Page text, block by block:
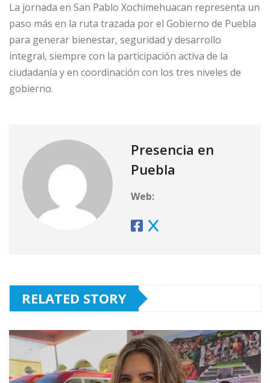
La jornada en San Pablo Xochimehuacan representa un
paso más en la ruta trazada por el Gobierno de Puebla
para generar bienestar, seguridad y desarrollo
integral, siempre con la participación activa de la
ciudadanía y en coordinación con los tres niveles de
gobierno.
Presencia en
Puebla
Web:
RELATED STORY